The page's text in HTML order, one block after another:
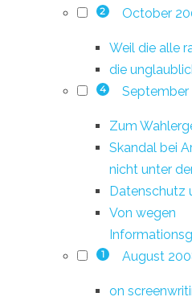
2 October
Weil die alle
die
4 September
Zum
Skandal bei
nicht unter
Datenschutz
Von wegen
1 August
on